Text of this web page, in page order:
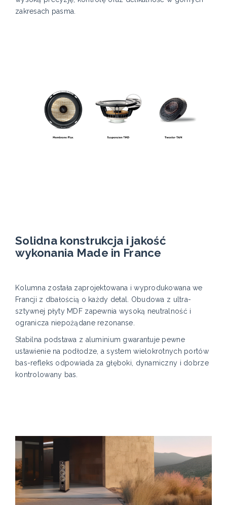
zakresach pasma.
Solidna konstrukcja i jakość
wykonania Made in France
Kolumna została zaprojektowana i wyprodukowana we
Francji z dbałością o każdy detal. Obudowa z ultra-
sztywnej płyty MDF zapewnia wysoką neutralność i
ogranicza niepożądane rezonanse.
Stabilna podstawa z aluminium gwarantuje pewne
ustawienie na podłodze, a system wielokrotnych portów
bas-refleks odpowiada za głęboki, dynamiczny i dobrze
kontrolowany bas.